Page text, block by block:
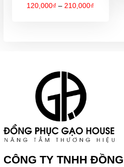
120,000₫ – 210,000₫
CÔNG TY TNHH